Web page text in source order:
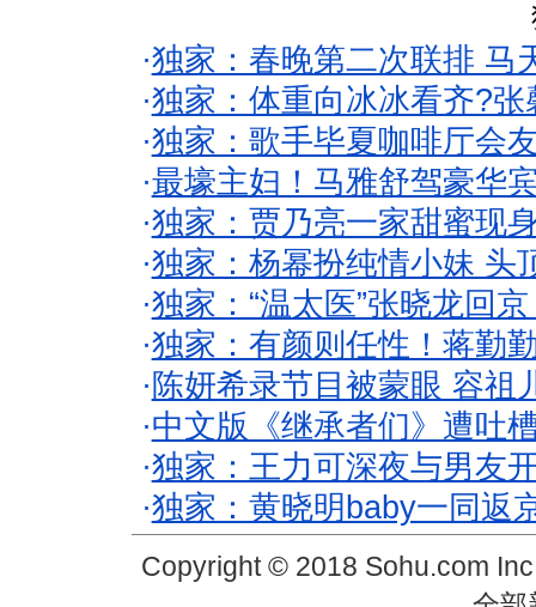
·独家：春晚第二次联排 马
·独家：体重向冰冰看齐?
·独家：歌手毕夏咖啡厅会
·最壕主妇！马雅舒驾豪华
·独家：贾乃亮一家甜蜜现
·独家：杨幂扮纯情小妹 头
·独家：“温太医”张晓龙回
·独家：有颜则任性！蒋勤
· 陈妍希录节目被蒙眼 容祖
·中文版《继承者们》遭吐
·独家：王力可深夜与男友
·独家：黄晓明baby一同返
Copyright © 2018 Sohu.com